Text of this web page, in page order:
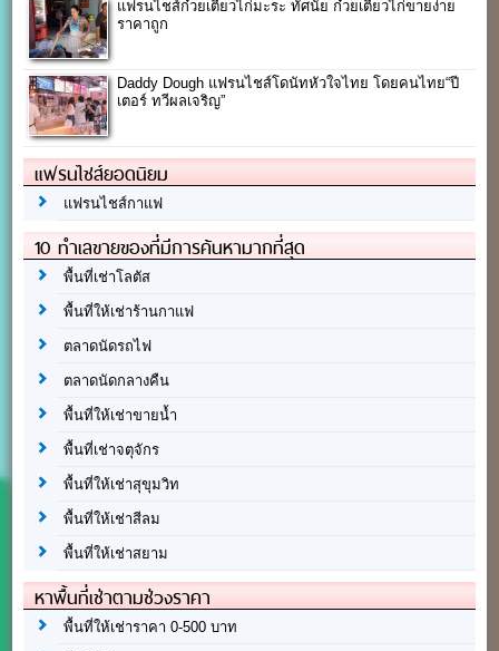
แฟรนไชส์ก๋วยเตี๋ยวไก่มะระ ทัศนัย ก๋วยเตี๋ยวไก่ขายง่าย
ราคาถูก
Daddy Dough แฟรนไชส์โดนัทหัวใจไทย โดยคนไทย“ปี
เตอร์ ทวีผลเจริญ”
แฟรนไชส์ยอดนิยม
แฟรนไชส์กาแฟ
10 ทำเลขายของที่มีการค้นหามากที่สุด
พื้นที่เช่าโลตัส
พื้นที่ให้เช่าร้านกาแฟ
ตลาดนัดรถไฟ
ตลาดนัดกลางคืน
พื้นที่ให้เช่าขายน้ำ
พื้นที่เช่าจตุจักร
พื้นที่ให้เช่าสุขุมวิท
พื้นที่ให้เช่าสีลม
พื้นที่ให้เช่าสยาม
หาพื้นที่เช่าตามช่วงราคา
พื้นที่ให้เช่าราคา 0-500 บาท